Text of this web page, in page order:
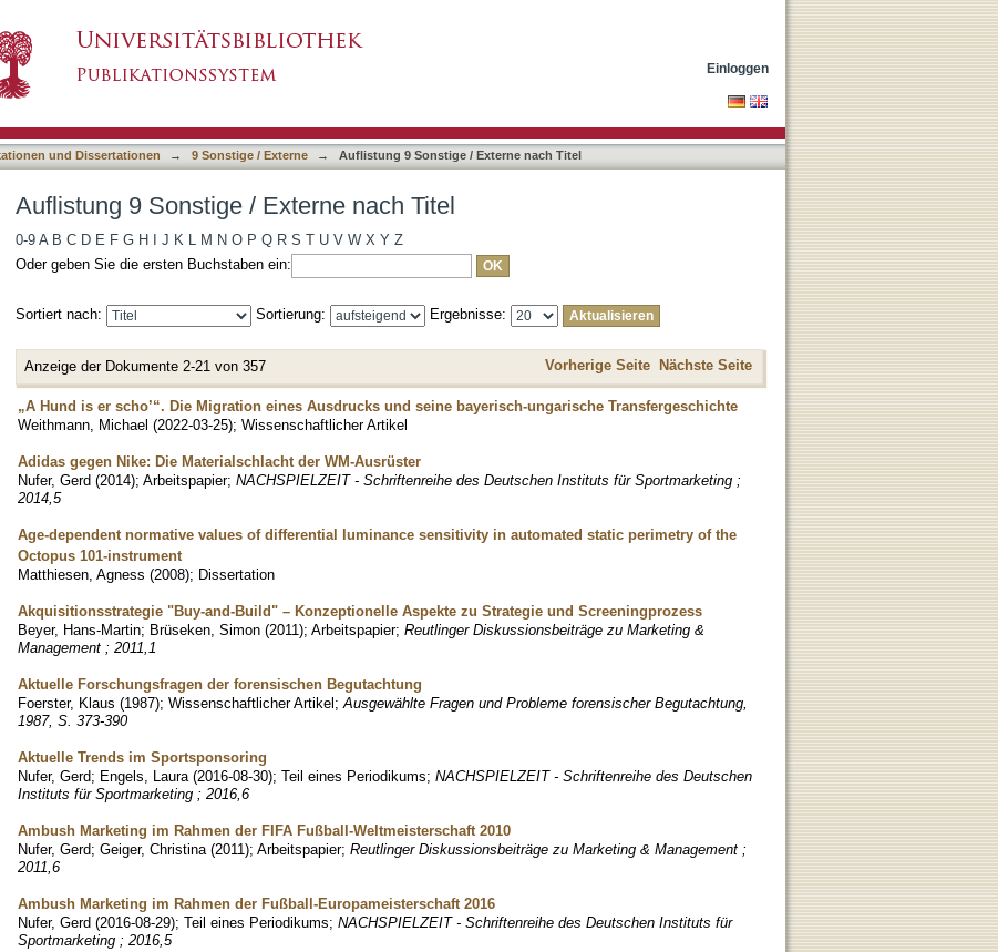
Einloggen
und Dissertationen → 9 Sonstige / Externe → Auflistung 9 Sonstige / Externe nach Titel
Auflistung 9 Sonstige / Externe nach Titel
0-9 A B C D E F G H J K L M N O P Q R S T U V W X Y Z
Oder geben Sie die ersten Buchstaben ein:
Sortiert nach: Sortierung: Ergebnisse:
Anzeige der Dokumente 2-21 von 357 Vorherige Seite Nächste Seite
„A Hund is er scho’“. Die Migration eines Ausdrucks und seine bayerisch-ungarische Transfergeschichte
Weithmann, Michael (2022-03-25); Wissenschaftlicher Artikel
Adidas gegen Nike: Die Materialschlacht der WM-Ausrüster
Nufer, Gerd (2014); Arbeitspapier; NACHSPIELZEIT - Schriftenreihe des Deutschen Instituts für Sportmarketing ;
2014,5
Age-dependent normative values of differential luminance sensitivity in automated static perimetry of the
Octopus 101-instrument
Matthiesen, Agness (2008); Dissertation
Akquisitionsstrategie "Buy-and-Build" – Konzeptionelle Aspekte zu Strategie und Screeningprozess
Beyer, Hans-Martin; Brüseken, Simon (2011); Arbeitspapier; Reutlinger Diskussionsbeiträge zu Marketing &
Management ; 2011,1
Aktuelle Forschungsfragen der forensischen Begutachtung
Foerster, Klaus (1987); Wissenschaftlicher Artikel; Ausgewählte Fragen und Probleme forensischer Begutachtung,
1987, S. 373-390
Aktuelle Trends im Sportsponsoring
Nufer, Gerd; Engels, Laura (2016-08-30); Teil eines Periodikums; NACHSPIELZEIT - Schriftenreihe des Deutschen
Instituts für Sportmarketing ; 2016,6
Ambush Marketing im Rahmen der FIFA Fußball-Weltmeisterschaft 2010
Nufer, Gerd; Geiger, Christina (2011); Arbeitspapier; Reutlinger Diskussionsbeiträge zu Marketing & Management ;
2011,6
Ambush Marketing im Rahmen der Fußball-Europameisterschaft 2016
Nufer, Gerd (2016-08-29); Teil eines Periodikums; NACHSPIELZEIT - Schriftenreihe des Deutschen Instituts für
Sportmarketing ; 2016,5